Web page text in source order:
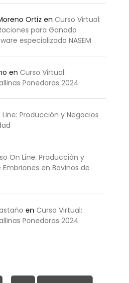
Ortiz en Curso Virtual:
para Ganado
especializado NASEM
en Curso Virtual:
Ponedoras 2024
Producción y Negocios
On Line: Producción y
en Bovinos de
en Curso Virtual:
Ponedoras 2024